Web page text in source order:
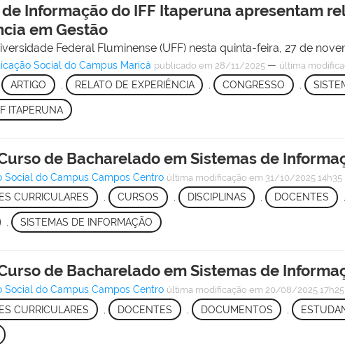
Informação do IFF Itaperuna apresentam
em Gestão
Federal Fluminense (UFF) nesta quinta-feira, 27 de
Social do Campus Maricá publicado em 28/11/2025 — última
ARTIGO RELATO DE EXPERIÊNCIA , CONGRESSO ,
ITAPERUNA
de Bacharelado em Sistemas de
Social do Campus Campos Centro última modificação em 31/10/2025 14h35
CURRICULARES , CURSOS , DISCIPLINAS , DOCENTES
SISTEMAS DE INFORMAÇÃO
de Bacharelado em Sistemas de
Social do Campus Campos Centro última modificação em 20/08/2025 17h25
CURRICULARES DOCENTES DOCUMENTOS ,